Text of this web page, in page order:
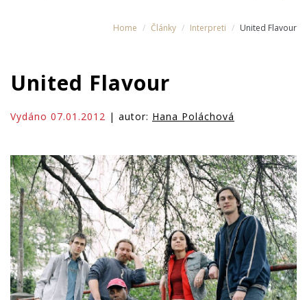
Home Články Interpreti United Flavour
United Flavour
Vydáno 07.01.2012 | autor: Hana Poláchová